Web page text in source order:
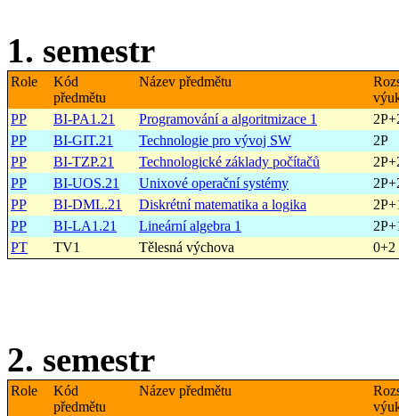
1. semestr
Role
Kód
předmětu
Název předmětu
PP
BI-PA1.21 Programování a algoritmizace 1
PP
BI-GIT.21 Technologie pro vývoj SW
2P
PP
BI-TZP.21 Technologické základy počítačů
PP
BI-UOS.21 Unixové operační systémy
PP
BI-DML.21 Diskrétní matematika a logika
PP
BI-LA1.21 Lineární algebra 1
PT
TV1 Tělesná výchova 0+2
2. semestr
Role
Kód
předmětu
Název předmětu